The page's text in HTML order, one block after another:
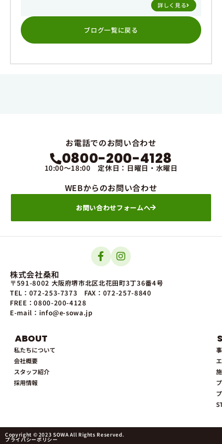
詳しく見る
ブログ一覧に戻る
お電話でのお問い合わせ
0800-200-4128
10:00～18:00 定休日：日曜日・水曜日
WEBからのお問い合わせ
お問い合わせフォームへ
株式会社桑和
〒591-8002 大阪府堺市北区北花田町3丁36番4号
TEL：072-253-7373 FAX：072-257-8840
FREE：0800-200-4128
E-mail：info@e-sowa.jp
ABOUT
私たちについて
会社概要
スタッフ紹介
採用情報
Copyright © 2023 SOWA All Rights Reserved.
プライバシーポリシー